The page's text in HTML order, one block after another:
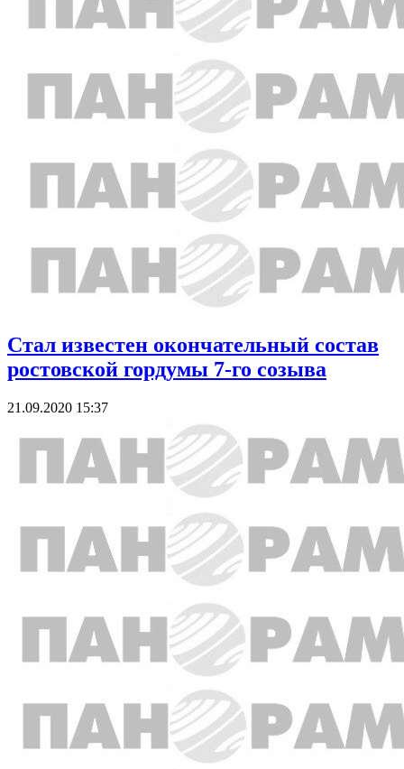
Стал известен окончательный состав
ростовской гордумы 7-го созыва
21.09.2020 15:37